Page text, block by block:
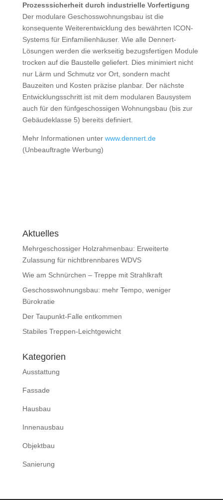
Prozesssicherheit durch industrielle Vorfertigung
Der modulare Geschosswohnungsbau ist die
konsequente Weiterentwicklung des bewährten ICON-
Systems für Einfamilienhäuser. Wie alle Dennert-
Lösungen werden die werkseitig bezugsfertigen Module
trocken auf die Baustelle geliefert. Dies minimiert nicht
nur Lärm und Schmutz vor Ort, sondern macht
Bauzeiten und Kosten präzise planbar. Der nächste
Entwicklungsschritt ist mit dem modularen Bausystem
auch für den fünfgeschossigen Wohnungsbau (bis zur
Gebäudeklasse 5) bereits definiert.
Mehr Informationen unter www.dennert.de
(Unbeauftragte Werbung)
Aktuelles
Mehrgeschossiger Holzrahmenbau: Erweiterte
Zulassung für nichtbrennbares WDVS
Wie am Schnürchen – Treppe mit Strahlkraft
Geschosswohnungsbau: mehr Tempo, weniger
Bürokratie
Der Taupunkt-Falle entkommen
Stabiles Treppen-Leichtgewicht
Kategorien
Ausstattung
Fassade
Hausbau
Innenausbau
Objektbau
Sanierung